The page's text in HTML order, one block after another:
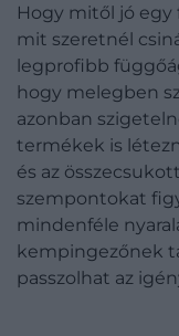
Hogy mitől jó egy
mit szeretnél
legprofibb
hogy melegben
azonban
termékek is
és az
szempontokat
mindenféle
kempingezőnek
passzolhat az